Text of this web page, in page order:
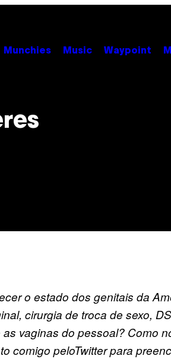
Munchies Music Waypoint
o estado dos genitais da
cirurgia de troca de sexo,
vaginas do pessoal? Como
comigo peloTwitter para